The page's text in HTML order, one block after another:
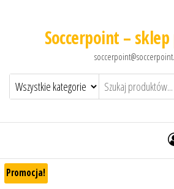
Soccerpoint –
Promocja!